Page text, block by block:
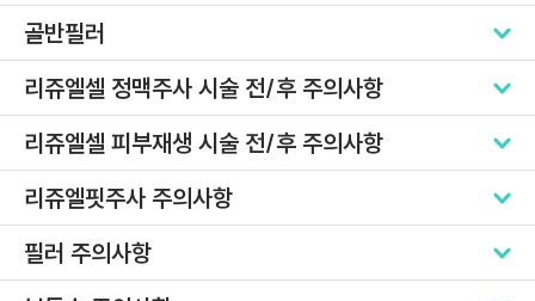
골반필러
리쥬엘셀 정맥주사 시술 전/후 주의사항
리쥬엘셀 피부재생 시술 전/후 주의사항
리쥬엘핏주사 주의사항
필러 주의사항